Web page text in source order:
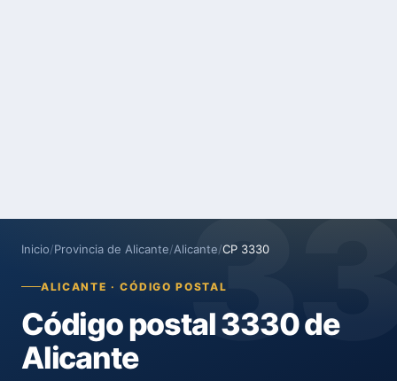
Inicio/Provincia de Alicante/Alicante/CP 3330
ALICANTE · CÓDIGO POSTAL
Código postal 3330 de
Alicante